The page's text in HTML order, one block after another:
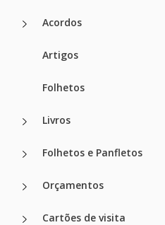
Acordos
Artigos
Folhetos
Livros
Folhetos e Panfletos
Orçamentos
Cartões de visita